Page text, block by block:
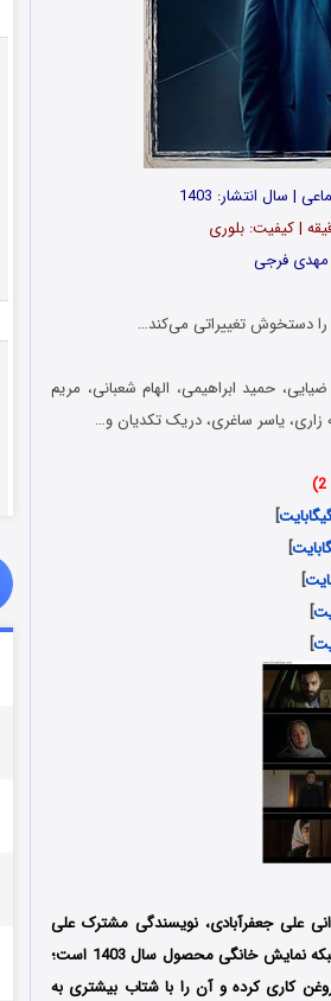
| سال انتشار: 1403
مهدی فرجی
دستخوش تغییراتی می‌کند…
ضیایی، حمید ابراهیمی، الهام شعبانی، مریم
زاری، یاسر ساغری، دریک تکدیان و…
]
]
]
]
]
علی جعفرآبادی، نویسندگی مشترک علی
جعفرآبادی و امیر ابیلی و تهیه‌کنندگی مهدی فرجی و زنده‌یاد جلیل شعبانی، در شبکه نمایش خانگی محصول سال 1403 است؛
کاری کرده و آن را با شتاب بیشتری به